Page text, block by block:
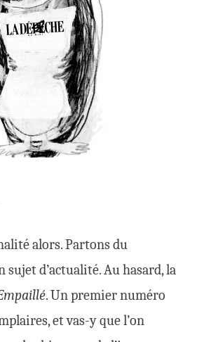
alors. Partons du
sujet d’actualité. Au hasard, la
. Un premier numéro
et vas-y que l’on